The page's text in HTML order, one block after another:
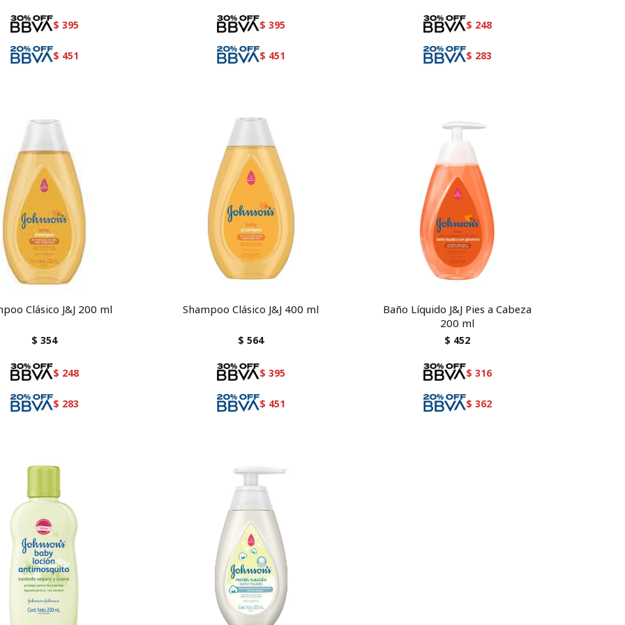
$ 395
$ 451
$ 395
$ 451
$ 248
$ 283
Clásico J&J 200 ml
$ 354
$ 248
$ 283
Shampoo Clásico J&J 400 ml
$ 564
$ 395
$ 451
Baño Líquido J&J Pies a Cabeza
200 ml
$ 452
$ 316
$ 362